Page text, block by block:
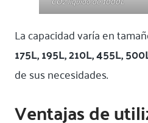
La capacidad varía en
175L, 195L, 210L, 455L,
de sus necesidades.
Ventajas de